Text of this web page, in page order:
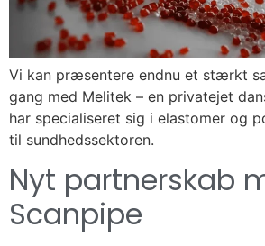
Vi kan præsentere endnu et stærkt
gang med Melitek – en privatejet
har specialiseret sig i elastomer og
til sundhedssektoren.
Nyt partnerskab
Scanpipe